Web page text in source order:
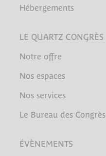
Hébergements
LE QUARTZ CONGRÈS
Notre offre
Nos espaces
Nos services
Le Bureau des Congrès
ÉVÈNEMENTS